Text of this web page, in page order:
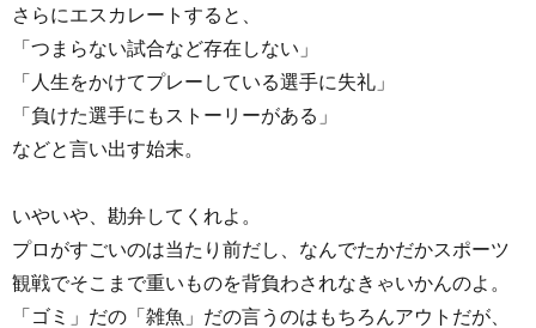
さらにエスカレートすると、
「つまらない試合など存在しない」
「人生をかけてプレーしている選手に失礼」
「負けた選手にもストーリーがある」
などと言い出す始末。
いやいや、勘弁してくれよ。
プロがすごいのは当たり前だし、なんでたかだかスポーツ
観戦でそこまで重いものを背負わされなきゃいかんのよ。
「ゴミ」だの「雑魚」だの言うのはもちろんアウトだが、